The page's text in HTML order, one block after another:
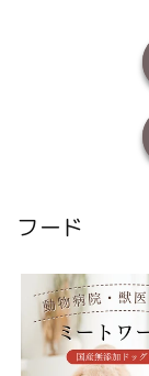
フード